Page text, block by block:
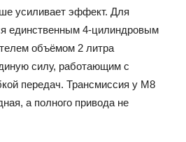
усиливает эффект. Для
единственным 4-цилиндровым
объёмом 2 литра
силу, работающим с
передач. Трансмиссия у М8
а полного привода не